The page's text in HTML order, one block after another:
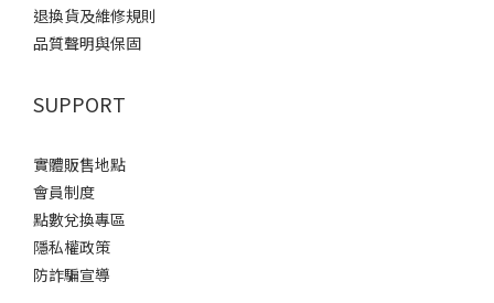
退換貨及維修規則
品質聲明與保固
SUPPORT
實體販售地點
會員制度
點數兌換專區
隱私權政策
防詐騙宣導